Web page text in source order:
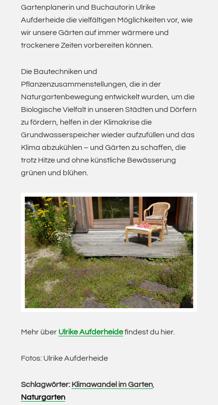
Gartenplanerin und Buchautorin Ulrike
Aufderheide die vielfältigen Möglichkeiten vor, wie
wir unsere Gärten auf immer wärmere und
trockenere Zeiten vorbereiten können.
Die Bautechniken und
Pflanzenzusammenstellungen, die in der
Naturgartenbewegung entwickelt wurden, um die
Biologische Vielfalt in unseren Städten und Dörfern
zu fördern, helfen in der Klimakrise die
Grundwasserspeicher wieder aufzufüllen und das
Klima abzukühlen – und Gärten zu schaffen, die
trotz Hitze und ohne künstliche Bewässerung
grünen und blühen.
Mehr über Ulrike Aufderheidefindest du hier.
Fotos: Ulrike Aufderheide
Schlagwörter: Klimawandel im Garten
Naturgarten